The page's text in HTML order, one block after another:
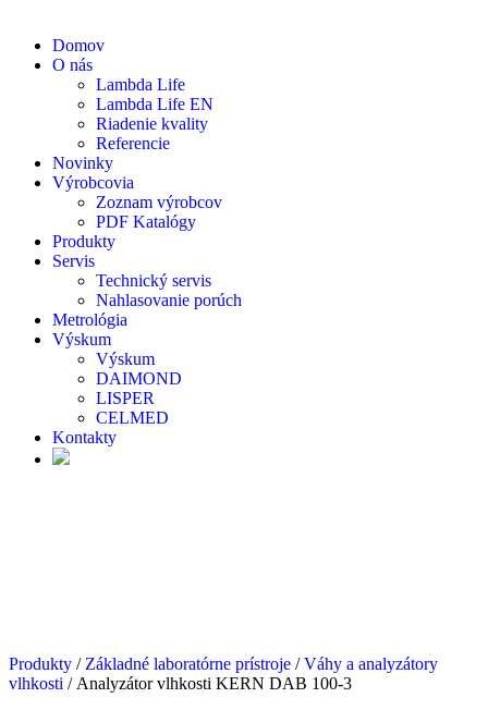
Domov
O nás
Lambda Life
Lambda Life EN
Riadenie kvality
Referencie
Novinky
Výrobcovia
Zoznam výrobcov
PDF Katalógy
Produkty
Servis
Technický servis
Nahlasovanie porúch
Metrológia
Výskum
Výskum
DAIMOND
LISPER
CELMED
Kontakty
Produkty / Základné laboratórne prístroje /Váhy a analyzátory
vlhkosti / Analyzátor vlhkosti KERN DAB 100-3